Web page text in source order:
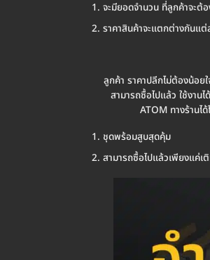
จะมียอดจำนวน ที่ลูกค้าจะต้อ
ราคาสินค้าจะแตกต่างกันแต่
ลูกค้า ราคาปลีกไม่ต้องน้อย
สามารถซื้อไปแล้ว ใช้งาน
ATOM ทางร้านไ
ชุดพร้อมสูบสุดคุ้ม
สามารถซื้อไปแล้วเพียงแค่เ